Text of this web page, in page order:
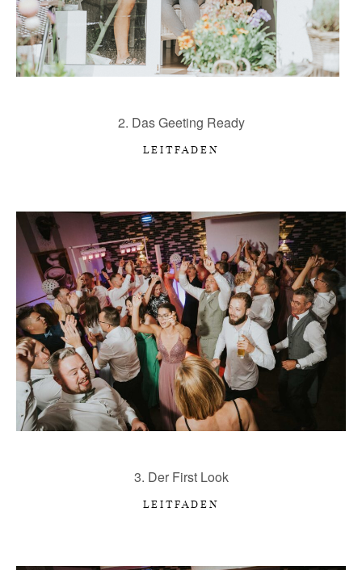
2. Das Geeting Ready
LEITFADEN
3. Der First Look
LEITFADEN